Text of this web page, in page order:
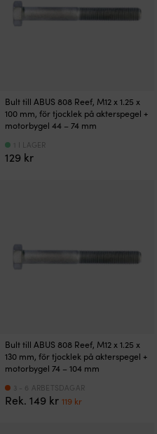
Bult till ABUS 808 Reef, M12 x 1.25 x
100 mm, för tjocklek på akterspegel +
motorbygel 44 – 74 mm
129 kr
1 I LAGER
Bult till ABUS 808 Reef, M12 x 1.25 x
130 mm, för tjocklek på akterspegel +
motorbygel 74 – 104 mm
Rek. 149 krDet
119 krDet
3 - 6 ARBETSDAGAR